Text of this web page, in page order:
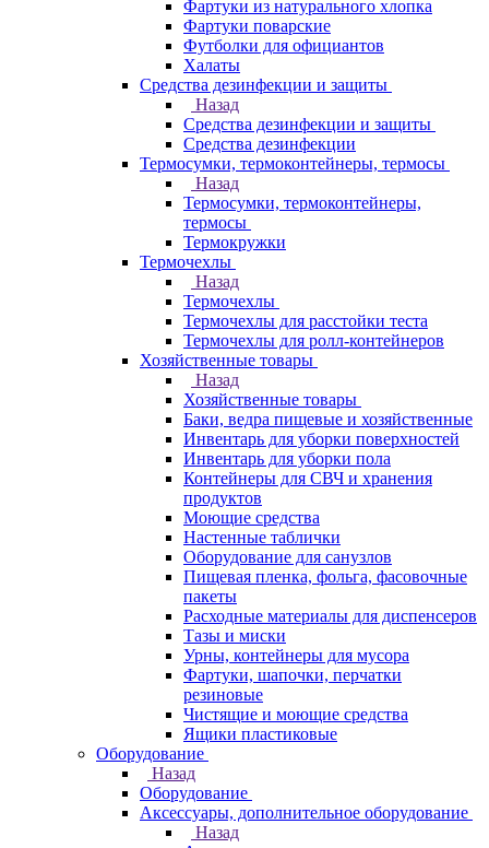
Фартуки из натурального хлопка
Фартуки поварские
Футболки для официантов
Халаты
Средства дезинфекции и защиты
Назад
Средства дезинфекции и защиты
Средства дезинфекции
Термосумки, термоконтейнеры, термосы
Назад
Термосумки, термоконтейнеры,
термосы
Термокружки
Термочехлы
Назад
Термочехлы
Термочехлы для расстойки теста
Термочехлы для ролл-контейнеров
Хозяйственные товары
Назад
Хозяйственные товары
Баки, ведра пищевые и хозяйственные
Инвентарь для уборки поверхностей
Инвентарь для уборки пола
Контейнеры для СВЧ и хранения
продуктов
Моющие средства
Настенные таблички
Оборудование для санузлов
Пищевая пленка, фольга, фасовочные
пакеты
Расходные материалы для диспенсеров
Тазы и миски
Урны, контейнеры для мусора
Фартуки, шапочки, перчатки
резиновые
Чистящие и моющие средства
Ящики пластиковые
Оборудование
Назад
Оборудование
Аксессуары, дополнительное оборудование
Назад